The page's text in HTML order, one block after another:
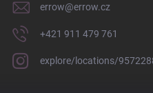
errow@errow.cz
+421 911 479 761
explore/locations/